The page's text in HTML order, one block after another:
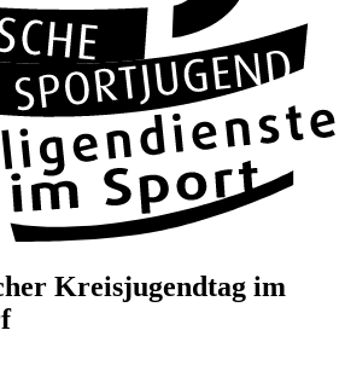
Kreisjugendtag im